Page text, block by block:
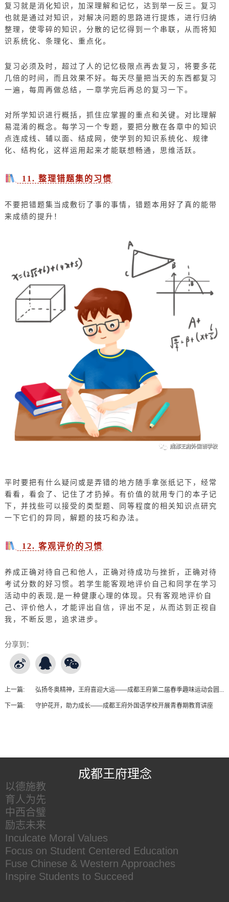
复习就是消化知识，加深理解和记忆，达到举一反三。复习
也就是通过对知识，对解决问题的思路进行提炼，进行归纳
整理，使零碎的知识，分散的记忆得到一个串联，从而将知
识系统化、条理化、重点化。
复习必须及时，超过了人的记忆极限点再去复习，将要多花
几倍的时间，而且效果不好。每天尽量把当天的东西都复习
一遍，每周再做总结，一章学完后再总的复习一下。
对所学知识进行概括，抓住应掌握的重点和关键。对比理解
易混淆的概念。每学习一个专题，要把分散在各章中的知识
点连成线、辅以面、结成网，使学到的知识系统化、规律
化、结构化，这样运用起来才能联想畅通，思维活跃。
11. 整理错题集的习惯
不要把错题集当成敷衍了事的事情，错题本用好了真的能带
来成绩的提升！
平时要把有什么疑问或是弄错的地方随手拿张纸记下，经常
看看，看会了、记住了才扔掉。有价值的就用专门的本子记
下，并找些可以接受的类型题、同等程度的相关知识点研究
一下它们的异同，解题的技巧和办法。
12. 客观评价的习惯
养成正确对待自己和他人，正确对待成功与挫折，正确对待
考试分数的好习惯。若学生能客观地评价自己和同学在学习
活动中的表现,是一种健康心理的体现。只有客观地评价自
己、评价他人，才能评出自信，评出不足，从而达到正视自
我，不断反思，追求进步。
分享到：
上一篇: 弘扬冬奥精神，王府喜迎大运——成都王府第二届春季趣味运动会圆...
下一篇: 守护花开，助力成长——成都王府外国语学校开展青春期教育讲座
成都王府理念
以德施教
育人为先
中西合璧
励志未来
Inculcate Moral Values
Focus on Student Centered Education
Fuse Chinese & Western Approaches
Inspire Students to Succeed